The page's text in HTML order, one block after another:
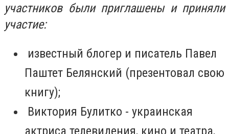
участников были приглашены и приняли
участие:
известный блогер и писатель Павел
Паштет Белянский (презентовал свою
книгу);
Виктория Булитко - украинская
актриса телевидения, кино и театра,